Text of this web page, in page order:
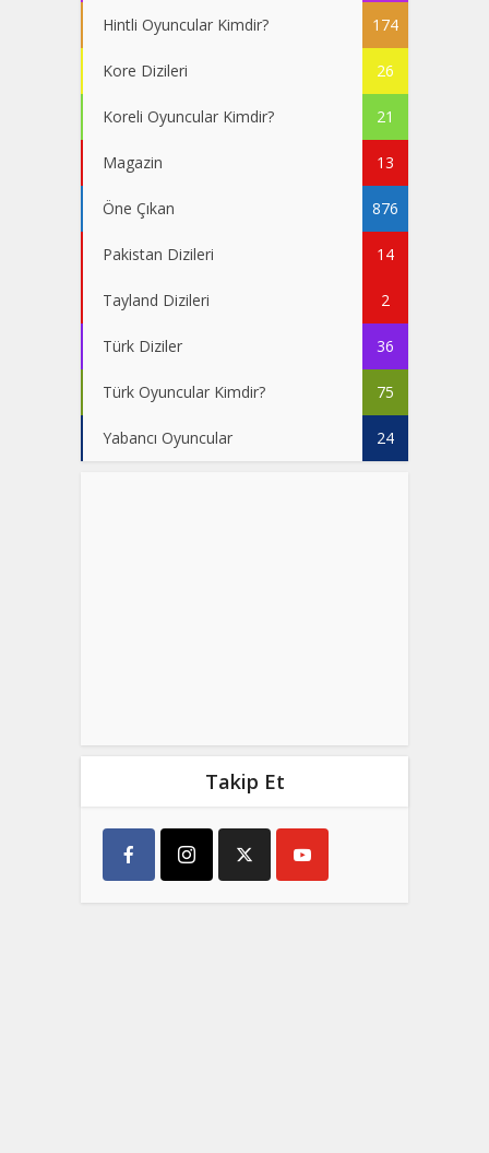
Hintli Oyuncular Kimdir? 174
Kore Dizileri 26
Koreli Oyuncular Kimdir? 21
Magazin 13
Öne Çıkan 876
Pakistan Dizileri 14
Tayland Dizileri 2
Türk Diziler 36
Türk Oyuncular Kimdir? 75
Yabancı Oyuncular 24
Takip Et